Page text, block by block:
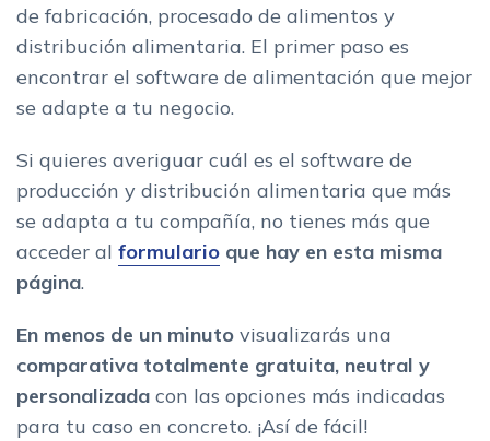
de fabricación, procesado de alimentos y
distribución alimentaria. El primer paso es
encontrar el software de alimentación que mejor
se adapte a tu negocio.
Si quieres averiguar cuál es el software de
producción y distribución alimentaria que más
se adapta a tu compañía, no tienes más que
acceder al formulario que hay en esta misma
página.
En menos de un minuto visualizarás una
comparativa totalmente gratuita, neutral y
personalizada con las opciones más indicadas
para tu caso en concreto. ¡Así de fácil!